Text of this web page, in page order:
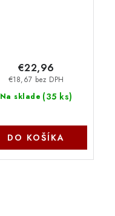
Na sklade (35 ks)
€18,67 bez DPH
€22,96
DO KOŠÍKA